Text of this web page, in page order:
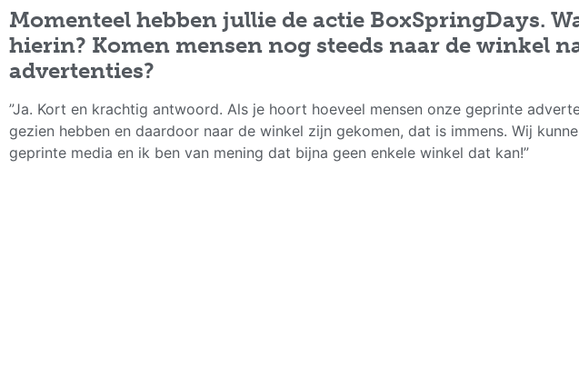
Momenteel hebben jullie de actie BoxSpringDays.
hierin? Komen mensen nog steeds naar de winkel
advertenties?
”Ja. Kort en krachtig antwoord. Als je hoort hoeveel mensen onze geprinte
gezien hebben en daardoor naar de winkel zijn gekomen, dat is immens. Wij
geprinte media en ik ben van mening dat bijna geen enkele winkel dat kan!”